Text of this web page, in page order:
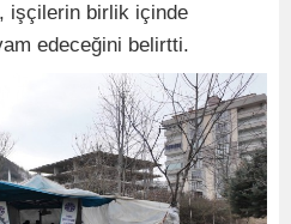
işçilerin birlik içinde
edeceğini belirtti.